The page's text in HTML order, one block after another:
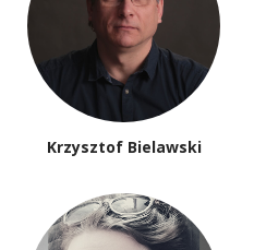
Krzysztof Bielawski